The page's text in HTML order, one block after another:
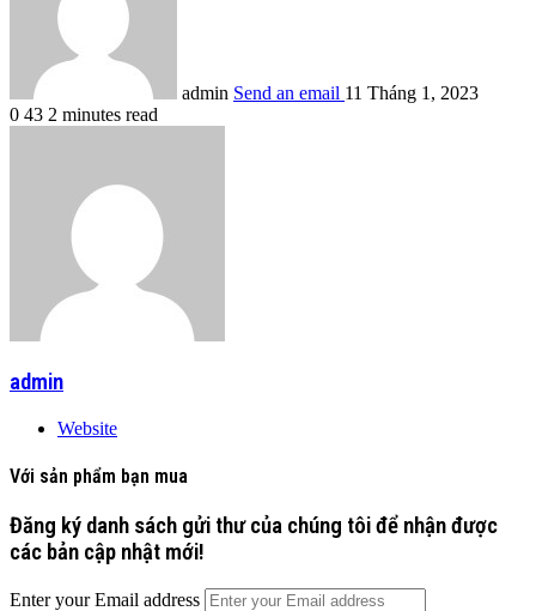
admin Send an email 11 Tháng 1, 2023
0 43 2 minutes read
admin
Website
Với sản phẩm bạn mua
Đăng ký danh sách gửi thư của chúng tôi để nhận được
các bản cập nhật mới!
Enter your Email address